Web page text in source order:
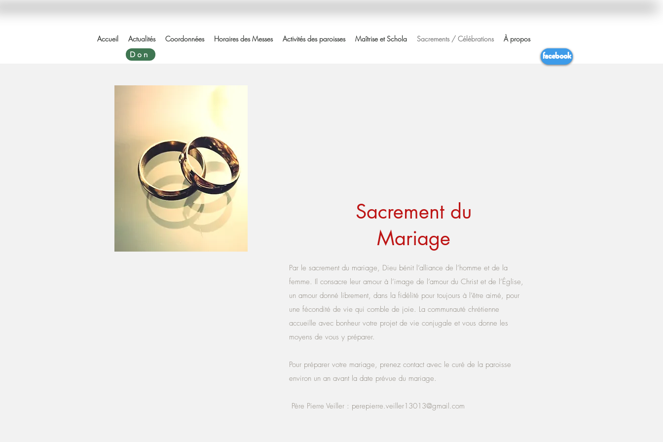
Accueil Actualités Coordonnées Horaires des Messes Activités des paroisses Maîtrise et Schola Sacrements / Célébrations À propos
facebook
Don
Sacrement du
Mariage
Par le sacrement du mariage, Dieu bénit l’alliance de l’homme et de la
femme. Il consacre leur amour à l’image de l’amour du Christ et de l’Église,
un amour donné librement, dans la fidélité pour toujours à l’être aimé, pour
une fécondité de vie qui comble de joie. La communauté chrétienne
accueille avec bonheur votre projet de vie conjugale et vous donne les
moyens de vous y préparer.
Pour préparer votre mariage, prenez contact avec le curé de la paroisse
environ un an avant la date prévue du mariage.
Père Pierre Veiller : perepierre.veiller13013@gmail.com